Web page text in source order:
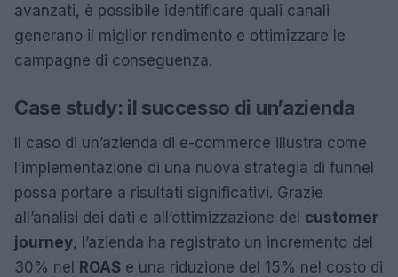
avanzati, è possibile identificare quali canali
generano il miglior rendimento e ottimizzare le
campagne di conseguenza.
Case study: il successo di un’azienda
Il caso di un’azienda di e-commerce illustra come
l’implementazione di una nuova strategia di funnel
possa portare a risultati significativi. Grazie
all’analisi dei dati e all’ottimizzazione del customer
journey, l’azienda ha registrato un incremento del
30% nel ROAS e una riduzione del 15% nel costo di